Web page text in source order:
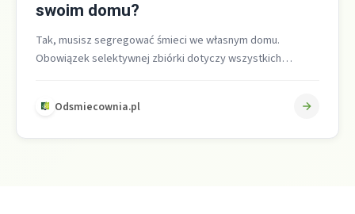
swoim domu?
Tak, musisz segregować śmieci we własnym domu.
Obowiązek selektywnej zbiórki dotyczy wszystkich
Odsmiecownia.pl